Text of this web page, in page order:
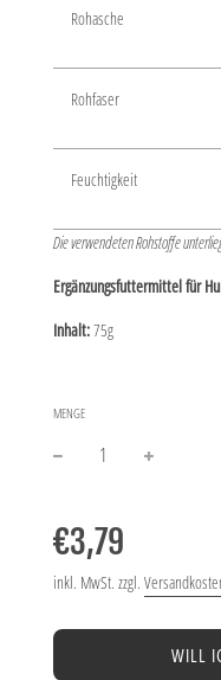
Rohasche
Rohfaser
Feuchtigkeit
Die verwendeten Rohstoffe
Ergänzungsfuttermittel für
Inhalt:75g
MENGE
Preis
€3,79
inkl. MwSt. zzgl.
WILL